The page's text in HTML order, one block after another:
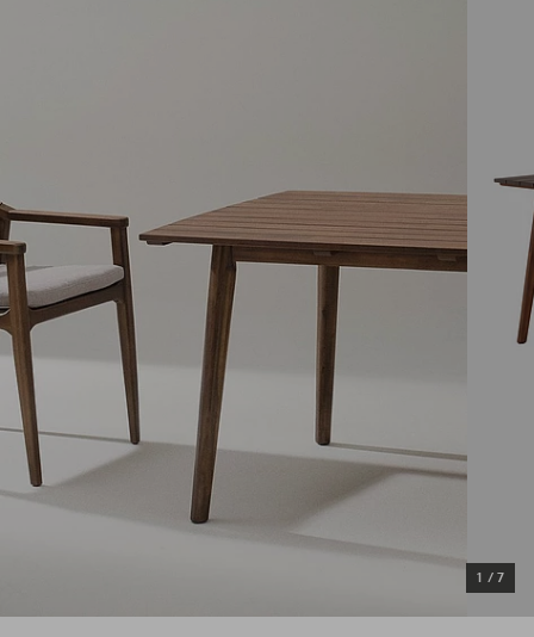
1 / 7